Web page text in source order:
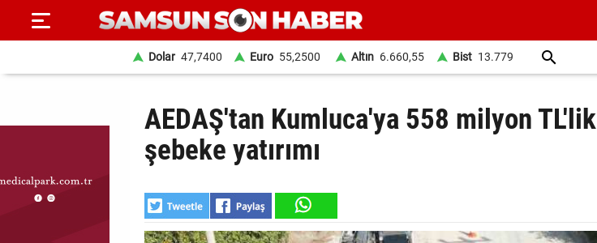
SAYFA
HABER
Dolar 47,7400 Euro 55,2500 Altın 6.660,55 Bist 13.779
AEDAŞ'tan Kumluca'ya 558 milyon TL'lik
şebeke yatırımı